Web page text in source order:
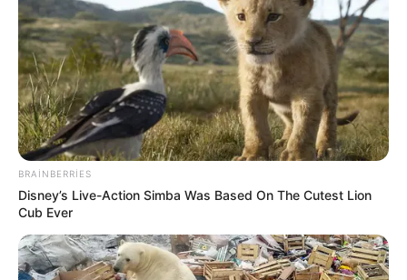
17:59 / 05 Avqust 2026 TİBB
Buz kimi içkilər mədəyə necə təsir edir? –
Mütəxəssislər açıqladı
100 0 0
BRAINBERRIES
Disney’s Live-Action Simba Was Based On The Cutest Lion
Cub Ever